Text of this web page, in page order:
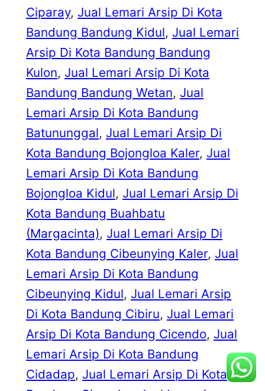
Ciparay, Jual Lemari Arsip Di Kota
Bandung Bandung Kidul, Jual Lemari
Arsip Di Kota Bandung Bandung
Kulon, Jual Lemari Arsip Di Kota
Bandung Bandung Wetan, Jual
Lemari Arsip Di Kota Bandung
Batununggal, Jual Lemari Arsip Di
Kota Bandung Bojongloa Kaler, Jual
Lemari Arsip Di Kota Bandung
Bojongloa Kidul, Jual Lemari Arsip Di
Kota Bandung Buahbatu
(Margacinta), Jual Lemari Arsip Di
Kota Bandung Cibeunying Kaler, Jual
Lemari Arsip Di Kota Bandung
Cibeunying Kidul, Jual Lemari Arsip
Di Kota Bandung Cibiru, Jual Lemari
Arsip Di Kota Bandung Cicendo, Jual
Lemari Arsip Di Kota Bandung
Cidadap, Jual Lemari Arsip Di Kota